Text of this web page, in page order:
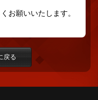
お願いいたします。
戻る